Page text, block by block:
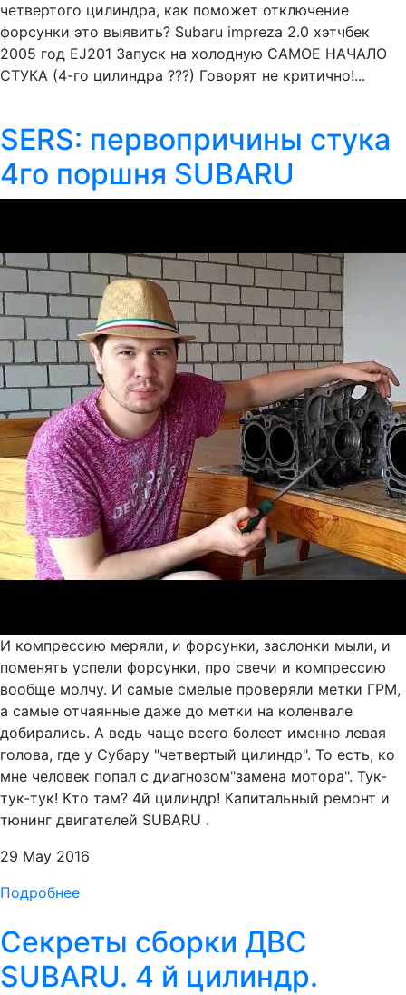
четвертого цилиндра, как поможет отключение
форсунки это выявить? Subaru impreza 2.0 хэтчбек
2005 год EJ201 Запуск на холодную САМОЕ НАЧАЛО
СТУКА (4-го цилиндра ???) Говорят не критично!...
SERS: первопричины стука
4го поршня SUBARU
И компрессию меряли, и форсунки, заслонки мыли, и
поменять успели форсунки, про свечи и компрессию
вообще молчу. И самые смелые проверяли метки ГРМ,
а самые отчаянные даже до метки на коленвале
добирались. А ведь чаще всего болеет именно левая
голова, где у Субару "четвертый цилиндр". То есть, ко
мне человек попал с диагнозом"замена мотора". Тук-
тук-тук! Кто там? 4й цилиндр! Капитальный ремонт и
тюнинг двигателей SUBARU .
29 May 2016
Подробнее
Секреты сборки ДВС
SUBARU. 4 й цилиндр.